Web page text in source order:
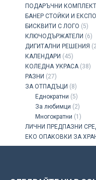
ПОДАРЪЧНИ
БАНЕР СТОЙКИ И
БИСКВИТИ С ЛОГО (5)
КЛЮЧОДЪРЖАТЕЛИ (6)
ДИГИТАЛНИ РЕШЕНИЯ
КАЛЕНДАРИ (45)
КОЛЕДНА УКРАСА (38)
РАЗНИ (27)
ЗА ОТПАДЪЦИ (8)
Еднократни (5)
За любимци (2)
Многократни (1)
ЛИЧНИ ПРЕДПАЗНИ
ЕКО ОПАКОВКИ ЗА